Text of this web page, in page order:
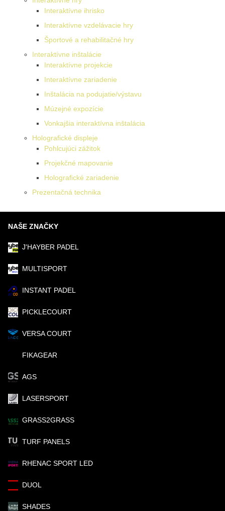
Interaktívne ihrisko
Interaktívne vzdelávacie hry
Športové a rehabilitačné hry
Interaktívne inštalácie
Interaktívne projekcie
Interaktívne zariadenie
Inštalácia na podujatie/výstavu
Múzejné expozície
Vonkajšia interaktívna inštalácia
Holografické displeje
Pohlcujúci zážitok
Projekčné mapovanie
Holografické zariadenie
Prezentačná technika
NAŠE ZNAČKY
J'HAYBER PADEL
MULTISPORT
INSTANT PADEL
PICKLECOURT
VERSA COURT
FIKAGEAR
AGS
LASERSPORT
GRASS2GRASS
TURF PANELS
RHENAC SPORT LED
DUOL
SHADES